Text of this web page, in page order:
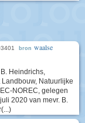
bron waalse
Heindrichs,
Natuurlijke
NOREC, gelegen
2020 van mevr. B.